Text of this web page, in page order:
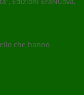
che hanno